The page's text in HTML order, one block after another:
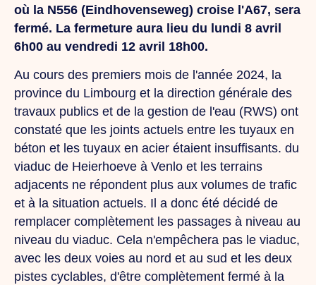
où la N556 (Eindhovenseweg) croise l'A67, sera
fermé. La fermeture aura lieu du lundi 8 avril
6h00 au vendredi 12 avril 18h00.
Au cours des premiers mois de l'année 2024, la
province du Limbourg et la direction générale des
travaux publics et de la gestion de l'eau (RWS) ont
constaté que les joints actuels entre les tuyaux en
béton et les tuyaux en acier étaient insuffisants. du
viaduc de Heierhoeve à Venlo et les terrains
adjacents ne répondent plus aux volumes de trafic
et à la situation actuels. Il a donc été décidé de
remplacer complètement les passages à niveau au
niveau du viaduc. Cela n'empêchera pas le viaduc,
avec les deux voies au nord et au sud et les deux
pistes cyclables, d'être complètement fermé à la